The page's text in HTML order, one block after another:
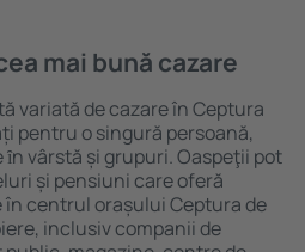
mai bună cazare
variată de cazare în Ceptura
pentru o singură persoană,
vârstă și grupuri. Oaspeţii pot
și pensiuni care oferă
centrul orașului Ceptura de
inclusiv companii de